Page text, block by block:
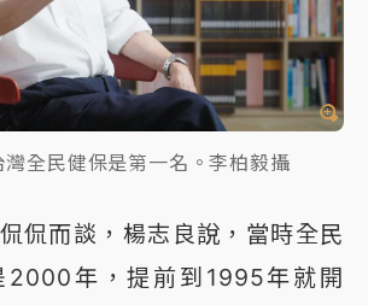
灣全民健保是第一名。李柏毅攝
侃而談，楊志良說，當時全民
2000年，提前到1995年就開